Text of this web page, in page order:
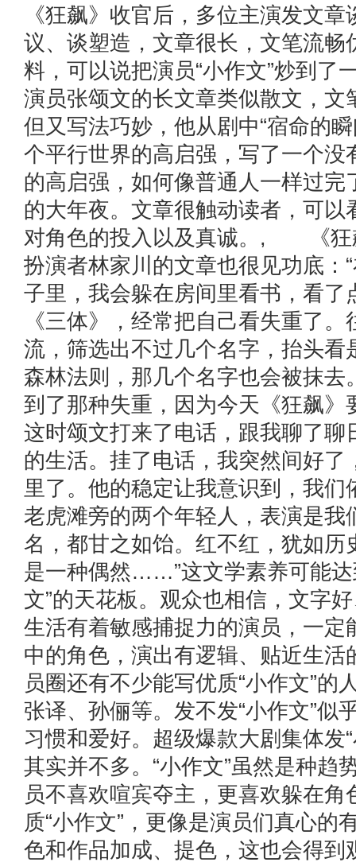
《狂飙》收官后，多位主演发文
议、谈塑造，文章很长，文笔流畅
料，可以说把演员“小作文”炒到了
演员张颂文的长文章类似散文，文
但又写法巧妙，他从剧中“宿命的
个平行世界的高启强，写了一个没
的高启强，如何像普通人一样过完
的大年夜。文章很触动读者，可以
对角色的投入以及真诚。, 《狂
扮演者林家川的文章也很见功底：
子里，我会躲在房间里看书，看了
《三体》，经常把自己看失重了
流，筛选出不过几个名字，抬头看
森林法则，那几个名字也会被抹去
到了那种失重，因为今天《狂飙
这时颂文打来了电话，跟我聊了聊
的生活。挂了电话，我突然间好了
里了。他的稳定让我意识到，我们
老虎滩旁的两个年轻人，表演是我
名，都甘之如饴。红不红，犹如历
是一种偶然……”这文学素养可能达
文”的天花板。观众也相信，文字
生活有着敏感捕捉力的演员，一定
中的角色，演出有逻辑、贴近
员圈还有不少能写优质“小作文”的
张译、孙俪等。发不发“小作文”似
习惯和爱好。超级爆款大剧集体发
其实并不多。“小作文”虽然是种趋
员不喜欢喧宾夺主，更喜欢躲在角
质“小作文”，更像是演员们真心的
色和作品加成、提色，这也会得到